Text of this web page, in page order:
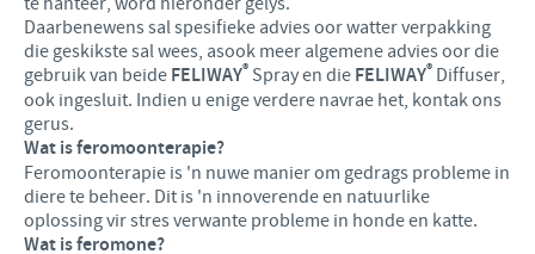
Daarbenewens sal spesifieke advies oor watter verpakking
die geskikste sal wees, asook meer algemene advies oor die
gebruik van beide FELIWAY® Spray en die FELIWAY® Diffuser,
ook ingesluit. Indien u enige verdere navrae het, kontak ons
gerus.
Wat is feromoonterapie?
Feromoonterapie is 'n nuwe manier om gedrags probleme in
diere te beheer. Dit is 'n innoverende en natuurlike
oplossing vir stres verwante probleme in honde en katte.
Wat is feromone?